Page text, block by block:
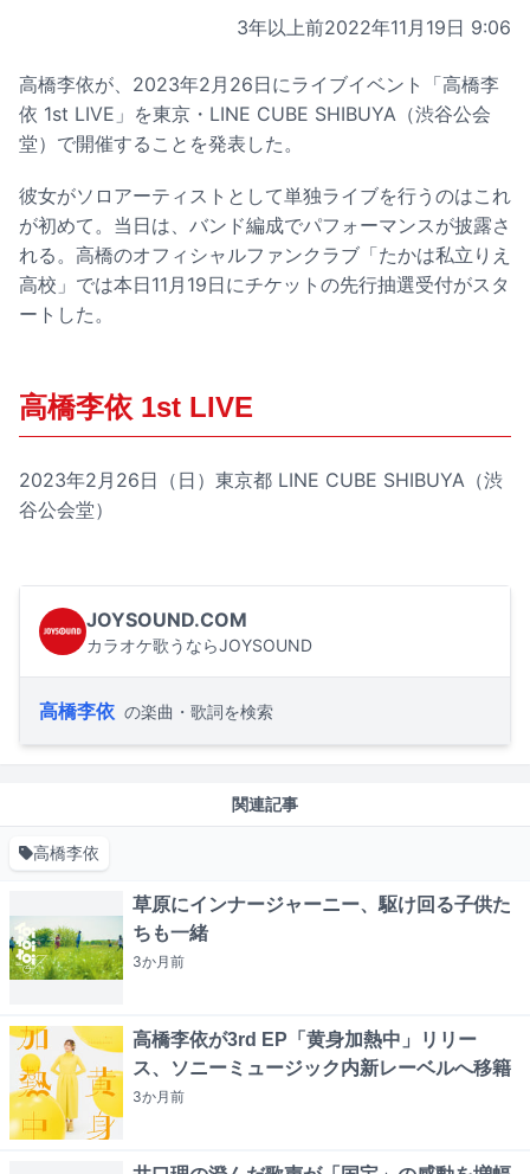
3年以上前2022年11月19日 9:06
高橋李依が、2023年2月26日にライブイベント「高橋李
依 1st LIVE」を東京・LINE CUBE SHIBUYA（渋谷公会
堂）で開催することを発表した。
彼女がソロアーティストとして単独ライブを行うのはこれ
が初めて。当日は、バンド編成でパフォーマンスが披露さ
れる。高橋のオフィシャルファンクラブ「たかは私立りえ
高校」では本日11月19日にチケットの先行抽選受付がスタ
ートした。
高橋李依 1st LIVE
2023年2月26日（日）東京都 LINE CUBE SHIBUYA（渋
谷公会堂）
JOYSOUND.COM
カラオケ歌うならJOYSOUND
高橋李依 の楽曲・歌詞を検索
関連記事
高橋李依
草原にインナージャーニー、駆け回る子供た
ちも一緒
3か月前
高橋李依が3rd EP「黄身加熱中」リリー
ス、ソニーミュージック内新レーベルへ移籍
3か月前